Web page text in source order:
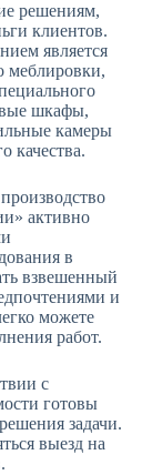
решениям,
клиентов.
является
меблировки,
шкафы,
камеры
качества.
активно
в
взвешенный
и
можете
работ.
с
готовы
задачи.
выезд на